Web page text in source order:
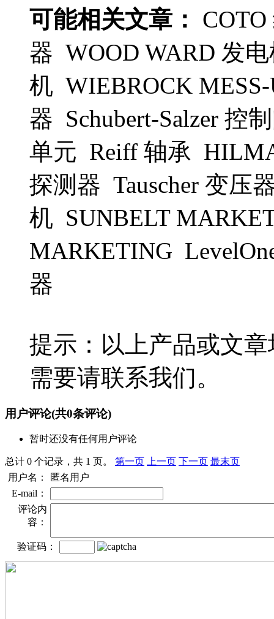
可能相关文章：
器 WOOD WARD 发
机 WIEBROCK
器 Schubert-Salzer 控
单元 Reiff 轴承
探测器 Tauscher 变压
机 SUNBELT
MARKETING
器
提示：以上产品或文
需要请联系我们。
用户评论(共0条评论)
暂时还没有任何用户评论
总计 0 个记录，共 1 页。 第一页 上一页 下一页 最末页
用户名：
匿名用户
E-mail：
评论内
容：
验证码：